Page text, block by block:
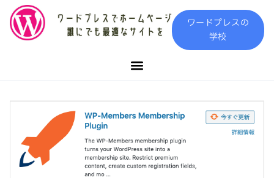
ワードプレスの
学校